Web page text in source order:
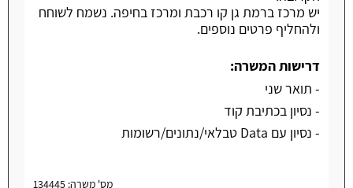
יש מרכז ברמת גן קו רכבת ומרכז בחיפה. נשמח לשוחח
ולהחליף פרטים נוספים.
דרישות המשרה:
- תואר שני
- נסיון בכתיבת קוד
- נסיון עם Data טבלאי/נתונים/רשומות
מס' משרה: 134445